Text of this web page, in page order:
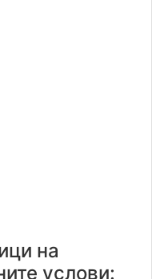
на
услови: